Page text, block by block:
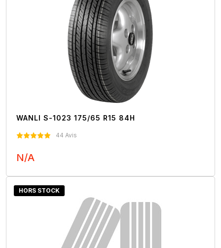
WANLI S-1023 175/65 R15 84H
44 Avis
N/A
HORS STOCK